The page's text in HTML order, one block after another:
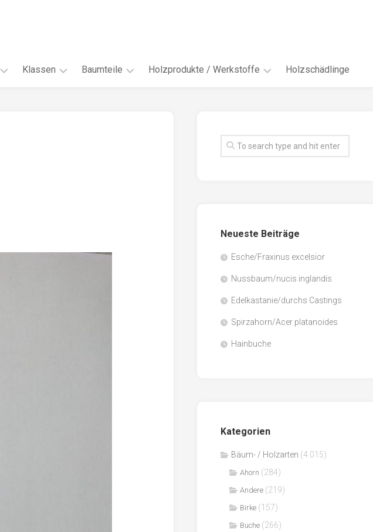
Klassen Baumteile
Habitus
Holzprodukte / Werkstoffe
Faserwerkstoffe
Sägenebenprodukte
Holzschädlinge
Neueste Beiträge
Esche/Fraxinus excelsior
Nussbaum/nucis inglandis
Edelkastanie/durchs Castings
Spirzahorn/Acer platanoides
Hainbuche
Kategorien
Bäum- / Holzarten (4.015)
Ahorn (284)
Andere (219)
Birke (157)
Buche (266)